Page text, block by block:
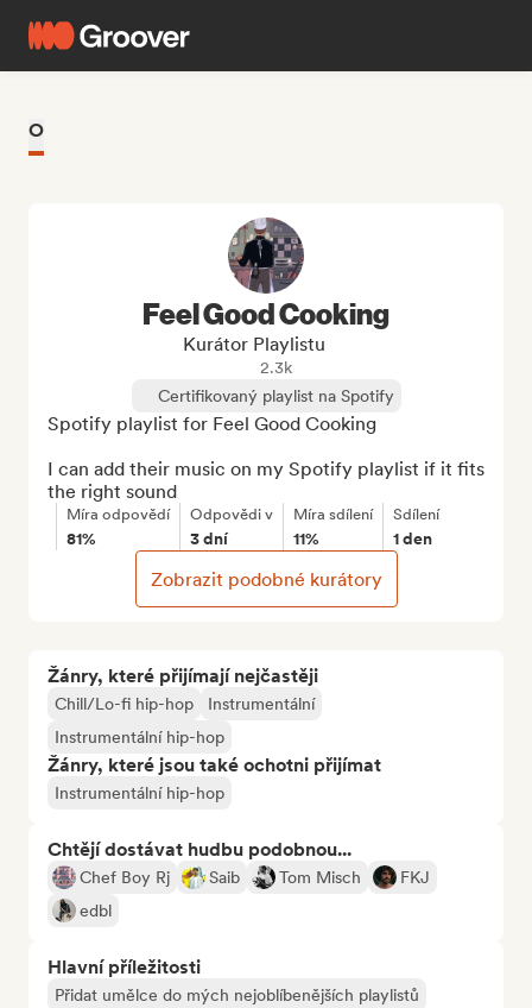
O
Žánry, které přijímají nejčastěji
Chill/Lo-fi hip-hop
Instrumentální
Instrumentální hip-hop
Žánry, které jsou také ochotni přijímat
Instrumentální hip-hop
Chtějí dostávat hudbu podobnou...
Chef Boy Rj Saib Tom Misch
FKJ
edbl
Hlavní příležitosti
Přidat umělce do mých nejoblíbenějších playlistů
Feel Good Cooking
Kurátor Playlistu
2.3k
Certifikovaný playlist na Spotify
Spotify playlist for Feel Good Cooking
I can add their music on my Spotify playlist if it fits
the right sound
Míra odpovědí
81%
Odpovědi v
3 dní
Míra sdílení
11%
Sdílení
1 den
Zobrazit podobné kurátory